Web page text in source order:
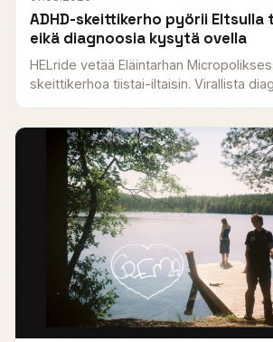
ADHD-skeittikerho pyörii
eikä diagnoosia kysytä ovella
HELride vetää Eläintarhan
skeittikerhoa tiistai-iltaisin. Virallista